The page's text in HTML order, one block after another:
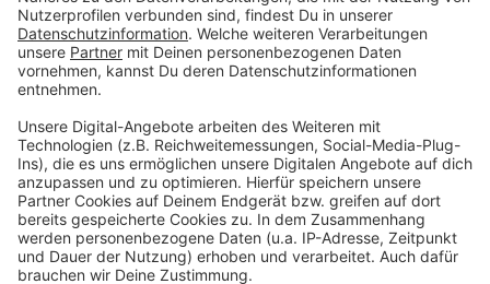
Südbrücke wird am Wochenende nicht gesperrt
Rheinufertunnel bald für vier Wochen komplett
gesperrt
Südbrücke wurde ein Wochenende im März gesperrt
NRW plant höhere Bußgelder für LKW auf maroden
Brücken
Anzeige